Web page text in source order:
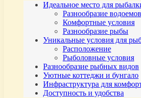
Идеальное место для
Разнообразие водоемов
Комфортные условия
Разнообразие рыбы
Уникальные условия для
Расположение
Рыболовные условия
Разнообразие рыбных видов
Уютные коттеджи и бунгало
Инфраструктура для
Доступность и удобства